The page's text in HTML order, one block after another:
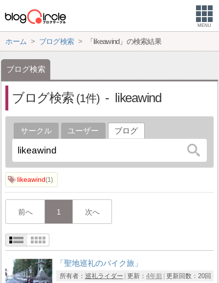
MENU
ホーム ブログ検索 「likeawind」の検索結果
ブログ検索
ブログ検索 1 likeawind
サークル ユーザー ブログ
likeawind 1
前へ 1 次へ
「聖地巡礼のバイク旅」
所有者： 巡礼ライダー 更新： 4年前 更新回数： 20回